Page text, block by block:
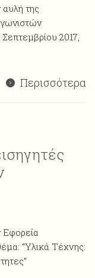
της
2017,
Περισσότερα
“Υλικά Τέχνης: